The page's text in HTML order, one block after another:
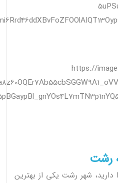
رشت
دارید، شهر رشت یکی از بهترین